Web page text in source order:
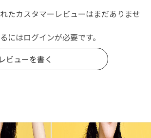
たカスタマーレビューはまだありませ
にはログインが必要です。
レビューを書く